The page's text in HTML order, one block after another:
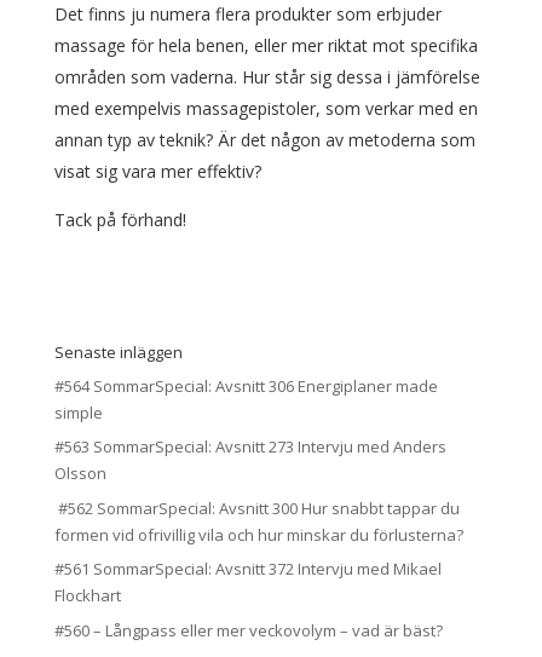
Det finns ju numera flera produkter som erbjuder
massage för hela benen, eller mer riktat mot specifika
områden som vaderna. Hur står sig dessa i jämförelse
med exempelvis massagepistoler, som verkar med en
annan typ av teknik? Är det någon av metoderna som
visat sig vara mer effektiv?
Tack på förhand!
Senaste inläggen
#564 SommarSpecial: Avsnitt 306 Energiplaner made
simple
#563 SommarSpecial: Avsnitt 273 Intervju med Anders
Olsson
#562 SommarSpecial: Avsnitt 300 Hur snabbt tappar du
formen vid ofrivillig vila och hur minskar du förlusterna?
#561 SommarSpecial: Avsnitt 372 Intervju med Mikael
Flockhart
#560 – Långpass eller mer veckovolym – vad är bäst?